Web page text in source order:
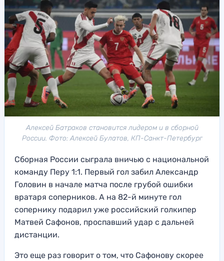
Алексей Батраков становится лидером и в сборной
России. Фото: Алексей Булатов, КП-Санкт-Петербург
Сборная России сыграла вничью с национальной
команду Перу 1:1. Первый гол забил Александр
Головин в начале матча после грубой ошибки
вратаря соперников. А на 82-й минуте гол
сопернику подарил уже российский голкипер
Матвей Сафонов, проспавший удар с дальней
дистанции.
Это еще раз говорит о том, что Сафонову скорее